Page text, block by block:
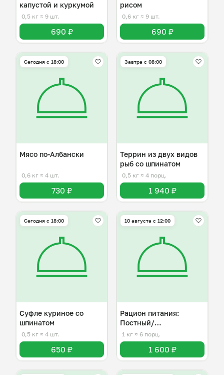
капустой и куркумой
0,5 кг ≈ 9 шт.
690 ₽
рисом
0,6 кг ≈ 9 шт.
690 ₽
Сегодня с 18:00
Мясо по-Албански
0,6 кг ≈ 4 шт.
730 ₽
Завтра c 08:00
Террин из двух видов
рыб со шпинатом
0,5 кг ≈ 4 порц.
1 940 ₽
Сегодня с 18:00
Суфле куриное со
шпинатом
0,5 кг ≈ 4 шт.
650 ₽
10 августа с 12:00
Рацион питания:
Постный/
Вегетарианский
(1200Кк)
1 кг ≈ 6 порц.
1 600 ₽